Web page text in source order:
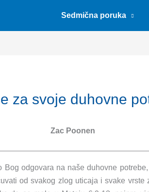
Sedmična poruka
za svoje duhovne
Zac Poonen
Bog odgovara na naše duhovne
od svakog zlog uticaja i svake vrste